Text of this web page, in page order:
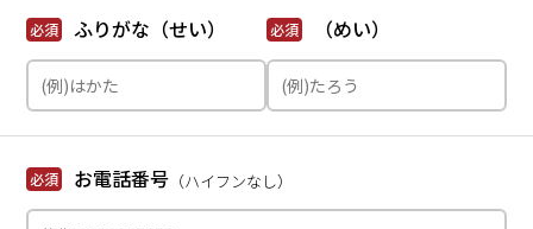
ふりがな（せい）
必須 （めい）
必須
お電話番号
必須 （ハイフンなし）